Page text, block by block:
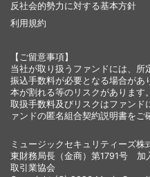
反社会的勢力に対する基本方針
利用規約
【ご留意事項】
当社が取り扱うファンドには、所
振込手数料が必要となる場合があ
本が割れる等のリスクがあります。
取扱手数料及びリスクはファンド
ァンドの匿名組合契約説明書をご
ミュージックセキュリティーズ
東財務局長（金商）第1791号 加
取引業協会